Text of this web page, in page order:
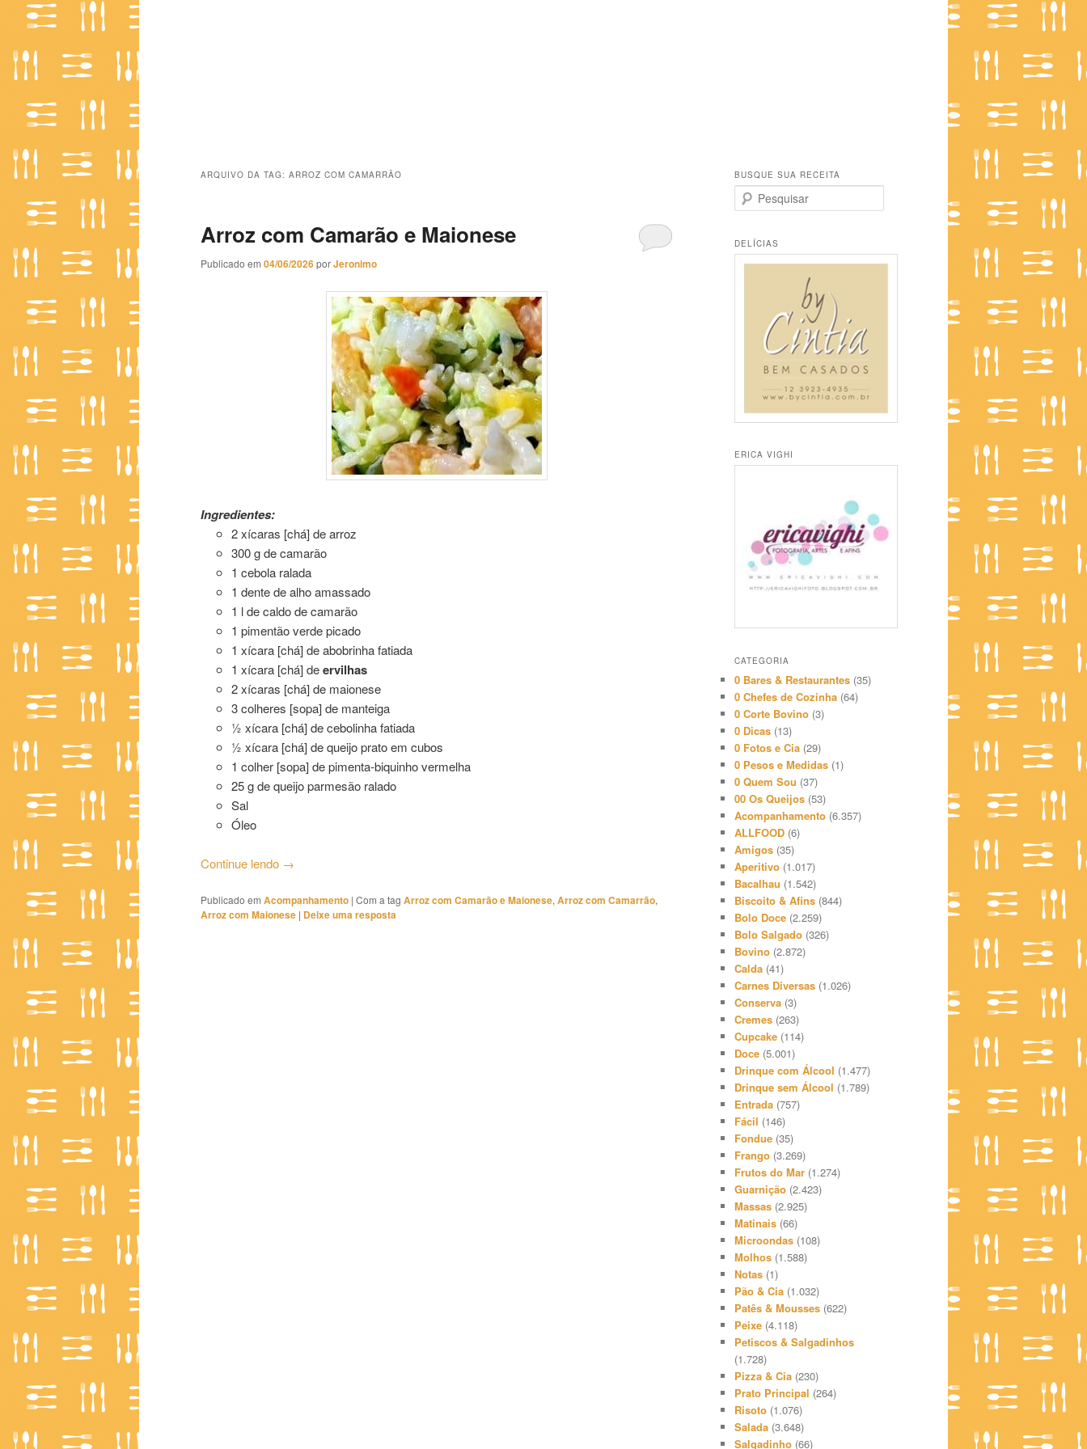
ARQUIVO DA TAG: ARROZ COM CAMARRÃO
Arroz com Camarão e Maionese
Publicado em 04/06/2026porJeronimo
Ingredientes:
2 xícaras [chá] de arroz
300 g de camarão
1 cebola ralada
1 dente de alho amassado
1 l de caldo de camarão
1 pimentão verde picado
1 xícara [chá] de abobrinha fatiada
1 xícara [chá] deervilhas
2 xícaras [chá] de maionese
3 colheres [sopa] de manteiga
½ xícara [chá] de cebolinha fatiada
½ xícara [chá] de queijo prato em cubos
1 colher [sopa] de pimenta-biquinho vermelha
25 g de queijo parmesão ralado
Sal
Óleo
Continue lendo →
Publicado em Acompanhamento | Com a tag Arroz com Camarão e Maionese, Arroz com Camarrão,
Arroz com Maionese | Deixe uma resposta
BUSQUE SUA RECEITA
e
q
u
DELÍCIAS
ERICA VIGHI
CATEGORIA
0 Bares & Restaurantes (35)
0 Chefes de Cozinha (64)
0 Corte Bovino (3)
0 Dicas (13)
0 Fotos e Cia (29)
0 Pesos e Medidas (1)
0 Quem Sou (37)
00 Os Queijos (53)
Acompanhamento (6.357)
ALLFOOD (6)
Amigos (35)
Aperitivo (1.017)
Bacalhau (1.542)
Biscoito & Afins (844)
Bolo Doce (2.259)
Bolo Salgado (326)
Bovino (2.872)
Calda (41)
Carnes Diversas (1.026)
Conserva (3)
Cremes (263)
Cupcake (114)
Doce (5.001)
Drinque com Álcool (1.477)
Drinque sem Álcool (1.789)
Entrada (757)
Fácil (146)
Fondue (35)
Frango (3.269)
Frutos do Mar (1.274)
Guarnição (2.423)
Massas (2.925)
Matinais (66)
Microondas (108)
Molhos (1.588)
Notas (1)
Pão & Cia (1.032)
Patês & Mousses (622)
Peixe (4.118)
Petiscos & Salgadinhos
(1.728)
Pizza & Cia (230)
Prato Principal (264)
Risoto (1.076)
Salada (3.648)
Salgadinho (66)